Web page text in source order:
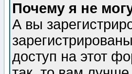
Почему я не
А вы
доступ на этот